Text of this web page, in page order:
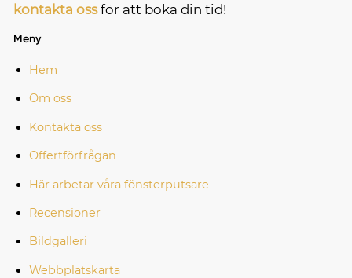
kontakta ossför att boka din tid!
Meny
Hem
Om oss
Kontakta oss
Offertförfrågan
Här arbetar våra fönsterputsare
Recensioner
Bildgalleri
Webbplatskarta